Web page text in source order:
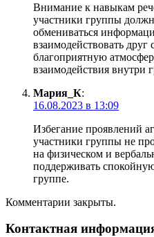
Внимание к навыкам
участники группы
обмениваться
взаимодействовать
благоприятную
взаимодействия внутри
Мария_К:
16.08.2023 в 13:09
Избегание проявлений
участники группы не
на физическом и
поддерживать
группе.
Комментарии закрыты.
Контактная